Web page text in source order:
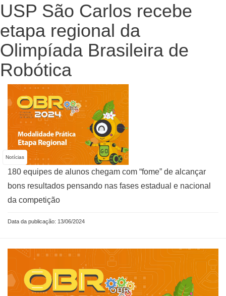
USP São Carlos recebe
etapa regional da
Olimpíada Brasileira de
Robótica
Notícias
180 equipes de alunos chegam com “fome” de alcançar
bons resultados pensando nas fases estadual e nacional
da competição
Data da publicação: 13/06/2024